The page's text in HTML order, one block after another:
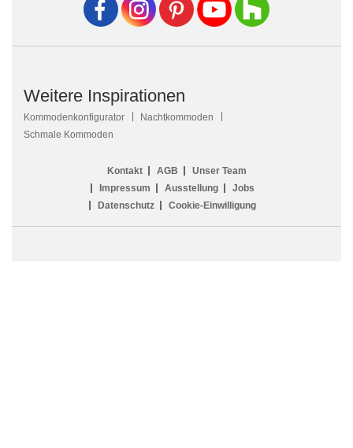
Weitere Inspirationen
Kommodenkonfigurator
Nachtkommoden
Schmale Kommoden
Kontakt AGB
Unser Team
Impressum
Ausstellung
Jobs
Datenschutz
Cookie-Einwilligung